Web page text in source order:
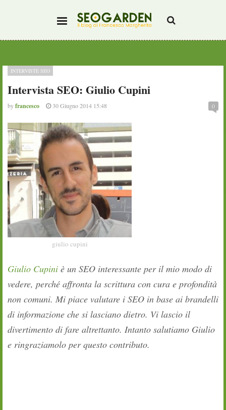
Intervista SEO: Giulio Cupini
INTERVISTE SEO
byfrancesco 30 Giugno 2014 15:48 0
giulio cupini
Giulio Cupini è un SEO interessante per il mio modo di
vedere, perché affronta la scrittura con cura e profondità
non comuni. Mi piace valutare i SEO in base ai brandelli
di informazione che si lasciano dietro. Vi lascio il
divertimento di fare altrettanto. Intanto salutiamo Giulio
e ringraziamolo per questo contributo.